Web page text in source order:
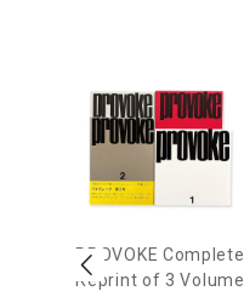
PROVOKE Complete
Reprint of 3 Volume